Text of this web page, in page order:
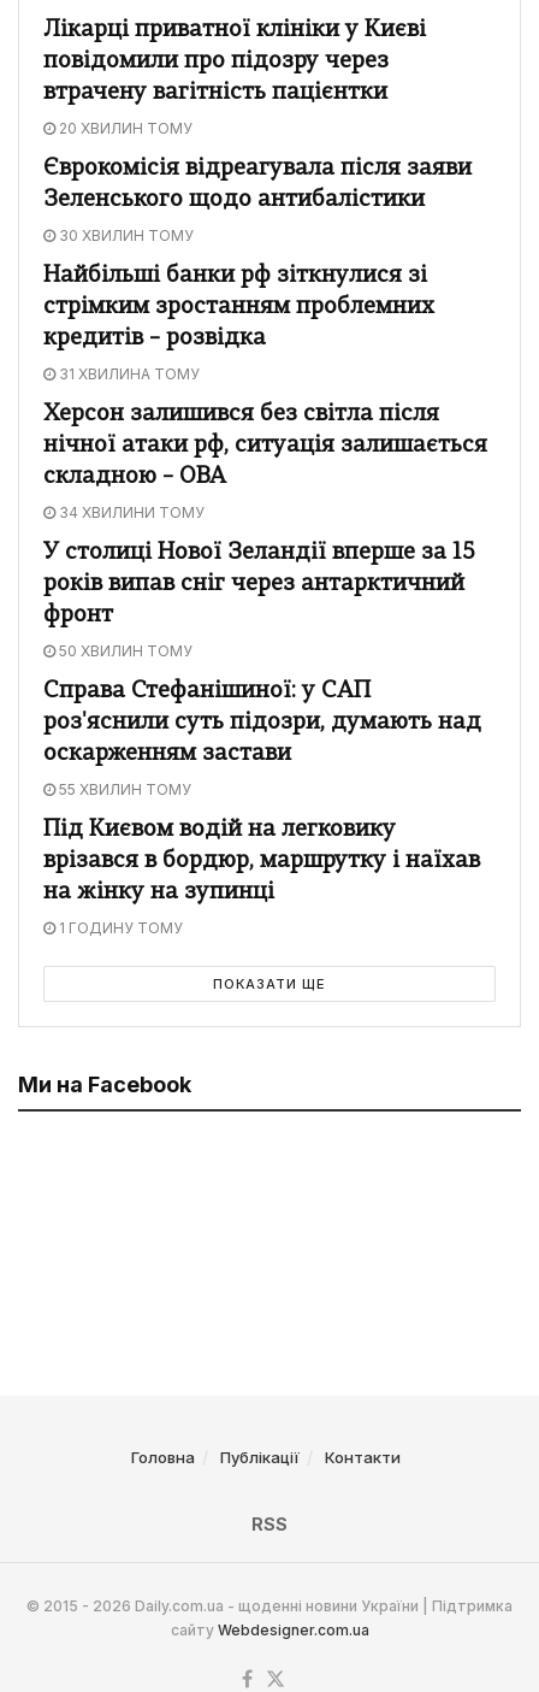
Лікарці приватної клініки у Києві
повідомили про підозру через
втрачену вагітність пацієнтки
20 ХВИЛИН ТОМУ
Єврокомісія відреагувала після заяви
Зеленського щодо антибалістики
30 ХВИЛИН ТОМУ
Найбільші банки рф зіткнулися зі
стрімким зростанням проблемних
кредитів – розвідка
31 ХВИЛИНА ТОМУ
Херсон залишився без світла після
нічної атаки рф, ситуація залишається
складною – ОВА
34 ХВИЛИНИ ТОМУ
У столиці Нової Зеландії вперше за 15
років випав сніг через антарктичний
фронт
50 ХВИЛИН ТОМУ
Справа Стефанішиної: у САП
роз'яснили суть підозри, думають над
оскарженням застави
55 ХВИЛИН ТОМУ
Під Києвом водій на легковику
врізався в бордюр, маршрутку і наїхав
на жінку на зупинці
1 ГОДИНУ ТОМУ
ПОКАЗАТИ ЩЕ
Ми на Facebook
Головна Публікації Контакти
RSS
© 2015 - 2026 Daily.com.ua - щоденні новини України | Підтримка
сайту Webdesigner.com.ua